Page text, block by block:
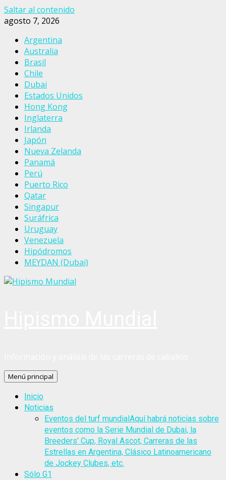
Saltar al contenido
agosto 7, 2026
Argentina
Australia
Brasil
Chile
Dubai
Estados Unidos
Hong Kong
Inglaterra
Irlanda
Japón
Nueva Zelanda
Panamá
Perú
Puerto Rico
Qatar
Singapur
Suráfrica
Uruguay
Venezuela
Hipódromos
MEYDAN (Dubai)
Menú principal
Inicio
Noticias
Eventos del turf mundialAquí habrá noticias sobre
eventos como la Serie Mundial de Dubai, la
Breeders’ Cup, Royal Ascot, Carreras de las
Estrellas en Argentina, Clásico Latinoamericano
de Jockey Clubes, etc.
Sólo G1